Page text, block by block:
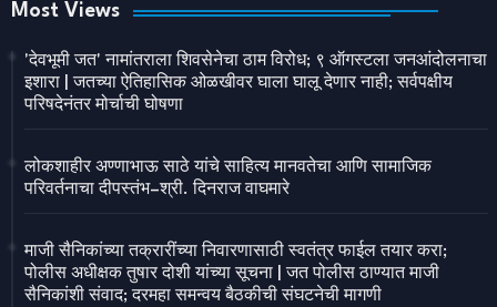
Most Views
'देवभूमी जत' नामांतराला शिवसेनेचा ठाम विरोध; ९ ऑगस्टला जनआंदोलनाचा
इशारा | जतच्या ऐतिहासिक ओळखीवर घाला घालू देणार नाही; सर्वपक्षीय
परिषदेनंतर मोर्चाची घोषणा
लोकशाहीर अण्णाभाऊ साठे यांचे साहित्य मानवतेचा आणि सामाजिक
परिवर्तनाचा दीपस्तंभ–श्री. दिनराज वाघमारे
माजी सैनिकांच्या तक्रारींच्या निवारणासाठी स्वतंत्र फाईल तयार करा;
पोलीस अधीक्षक तुषार दोशी यांच्या सूचना | जत पोलीस ठाण्यात माजी
सैनिकांशी संवाद; दरमहा समन्वय बैठकीची संघटनेची मागणी